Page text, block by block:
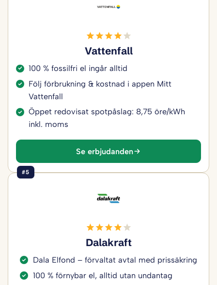
Vattenfall
100 % fossilfri el ingår alltid
Följ förbrukning & kostnad i appen Mitt
Vattenfall
Öppet redovisat spotpåslag: 8,75 öre/kWh
inkl. moms
Se erbjudanden
#5
Dalakraft
Dala Elfond – förvaltat avtal med prissäkring
100 % förnybar el, alltid utan undantag